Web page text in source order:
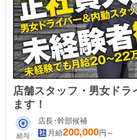
店舗スタッフ・男女ドラ
ます！
給与
店長･幹部候補
月給200,000円～